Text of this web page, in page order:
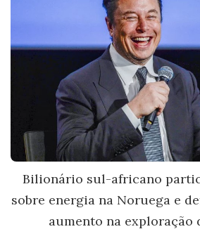
Bilionário sul-africano
sobre energia na Noruega e
aumento na exploração